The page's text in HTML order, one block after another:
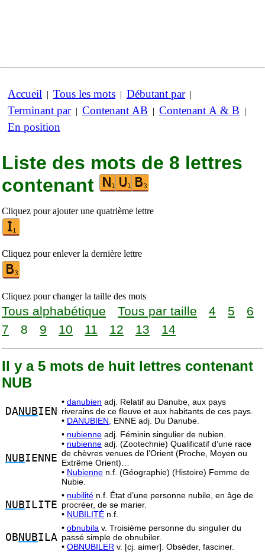
Accueil | Tous les mots | Débutant par|
Terminant par| Contenant AB | Contenant A & B |
En position
Liste des mots de 8 lettres
contenant
Cliquez pour ajouter une quatrième lettre
Cliquez pour enlever la dernière lettre
Cliquez pour changer la taille des mots
Tous alphabétique Tous par taille 4 5
6
7
8 9 10 11 12 13 14
Il y a 5 mots de huit lettres contenant
NUB
DANUBIEN
• danubien adj. Relatif au Danube, aux pays
riverains de ce fleuve et aux habitants de ces pays.
• DANUBIEN, ENNE adj. Du Danube.
NUBIENNE
• nubienne adj. Féminin singulier de nubien.
• nubienne adj. (Zootechnie) Qualificatif d’une race
de chèvres venues de l’Orient (Proche, Moyen ou
Extrême Orient)…
• Nubienne n.f. (Géographie) (Histoire) Femme de
Nubie.
NUBILITE
• nubilité n.f. État d’une personne nubile, en âge de
procréer, de se marier.
• NUBILITÉ n.f.
OB NUBILA
• obnubila v. Troisième personne du singulier du
passé simple de obnubiler.
• OBNUBILER v. [cj. aimer]. Obséder, fasciner.